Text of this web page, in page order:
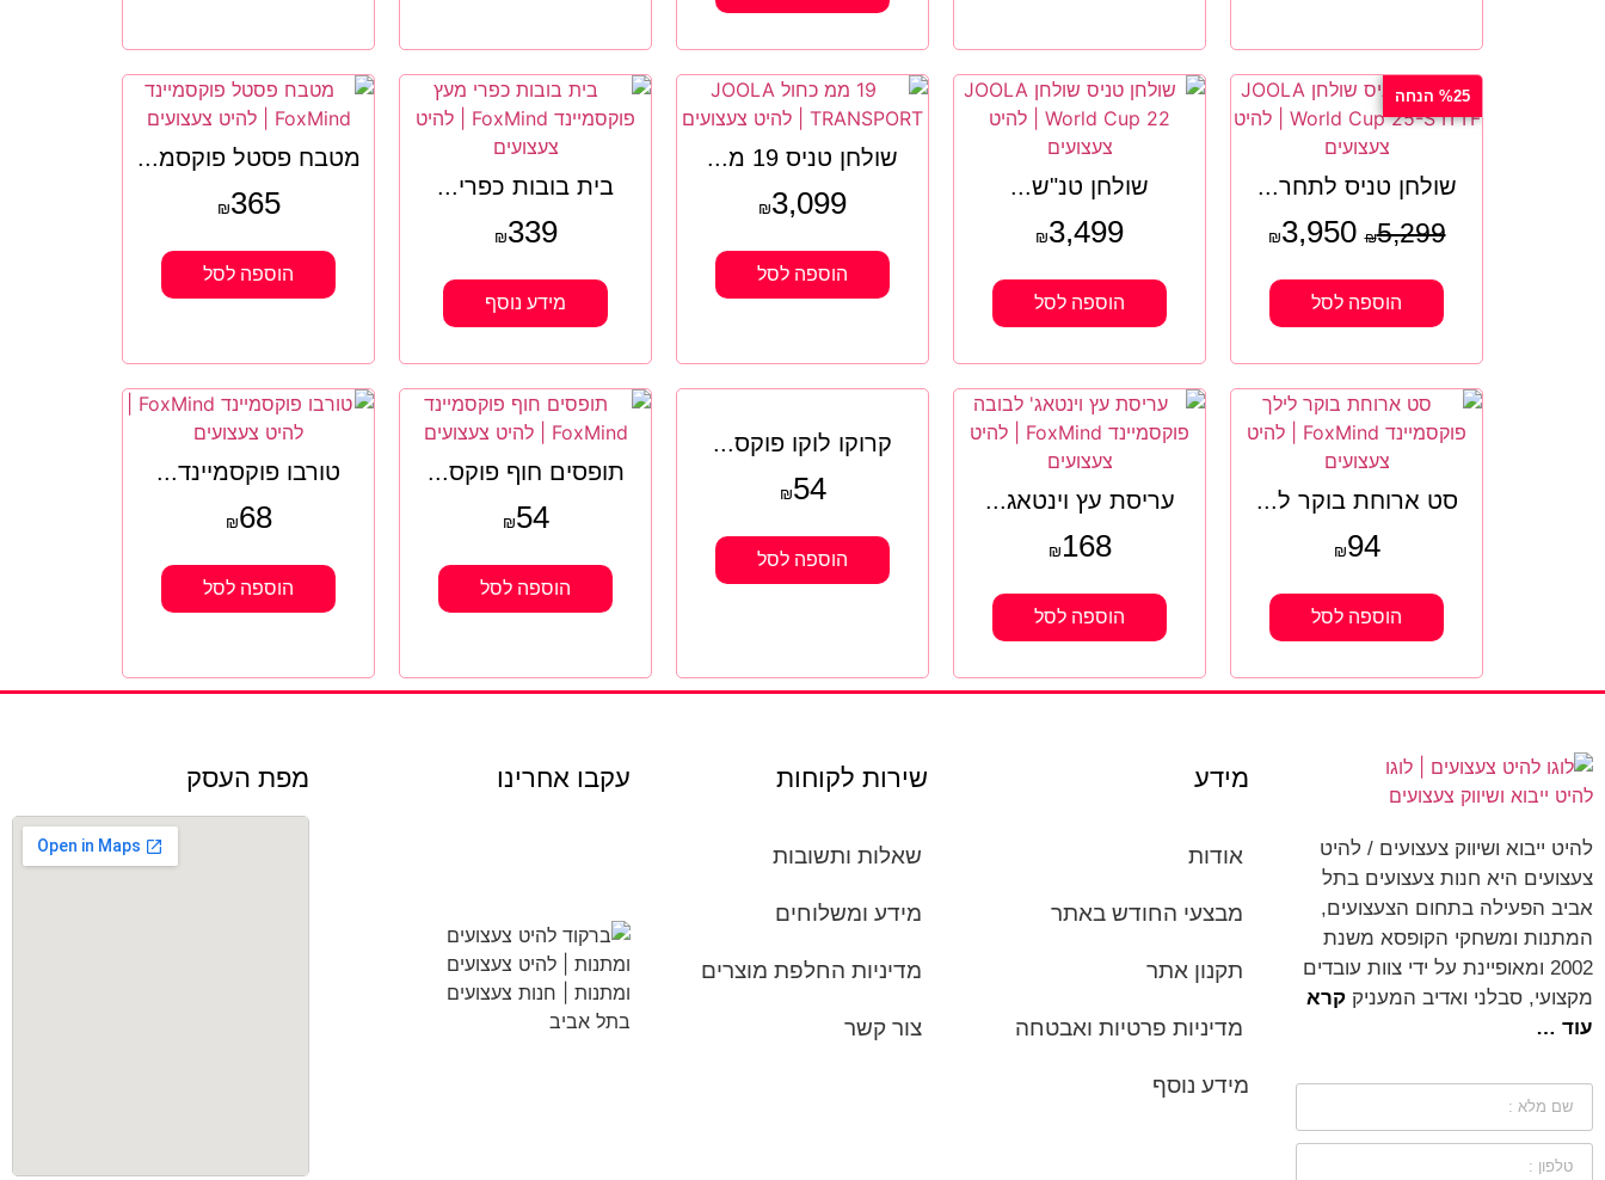
%25 הנחה
שולחן טניס לתחר...
₪5,299
₪3,950
הוספה לסל
שולחן טנ"ש...
₪3,499
הוספה לסל
שולחן טניס 19 מ...
₪3,099
הוספה לסל
בית בובות כפרי...
₪339
מידע נוסף
מטבח פסטל פוקסמ...
₪365
הוספה לסל
סט ארוחת בוקר ל...
₪94
הוספה לסל
עריסת עץ וינטאג...
₪ 168
הוספה לסל
קרוקו לוקו פוקס...
₪54
הוספה לסל
תופסים חוף פוקס...
₪54
הוספה לסל
טורבו פוקסמיינד...
₪68
הוספה לסל
להיט ייבוא ושיווק צעצועים / להיט
צעצועים היא חנות צעצועים בתל
אביב הפעילה בתחום הצעצועים,
המתנות ומשחקי הקופסא משנת
2002 ומאופיינת על ידי צוות עובדים
מקצועי, סבלני ואדיב המעניק קרא
עוד …
מידע
אודות
מבצעי החודש באתר
תקנון אתר
מדיניות פרטיות ואבטחה
מידע נוסף
שירות לקוחות
שאלות ותשובות
מידע ומשלוחים
מדיניות החלפת מוצרים
צור קשר
עקבו אחרינו מפת העסק